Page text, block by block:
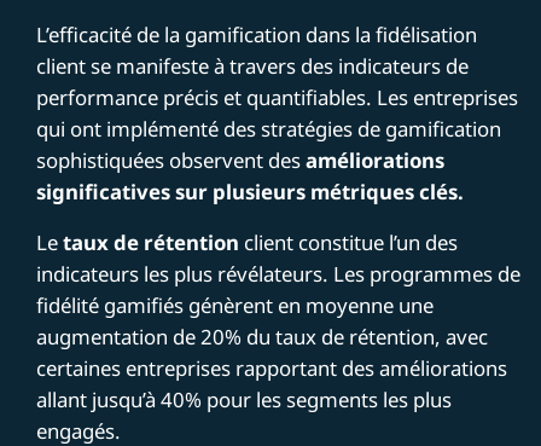
L’efficacité de la gamification dans la fidélisation
client se manifeste à travers des indicateurs de
performance précis et quantifiables. Les entreprises
qui ont implémenté des stratégies de gamification
sophistiquées observent desaméliorations
significatives sur plusieurs métriques clés.
Letaux de rétention client constitue l’un des
indicateurs les plus révélateurs. Les programmes de
fidélité gamifiés génèrent en moyenne une
augmentation de 20% du taux de rétention, avec
certaines entreprises rapportant des améliorations
allant jusqu’à 40% pour les segments les plus
engagés.